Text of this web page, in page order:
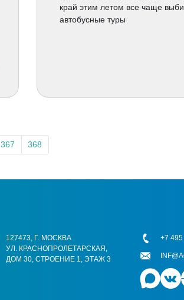
край этим летом все чаще
автобусные туры
367 368
127473, Г. МОСКВА
УЛ. КРАСНОПРОЛЕТАРСКАЯ,
ДОМ 30, СТРОЕНИЕ 1, ЭТАЖ 3
+7